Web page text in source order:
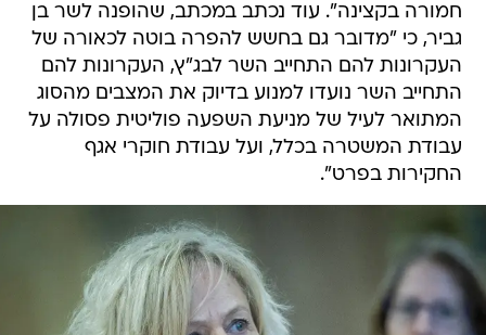
חמורה בקצינה". עוד נכתב במכתב, שהופנה לשר בן
גביר, כי "מדובר גם בחשש להפרה בוטה לכאורה של
העקרונות להם התחייב השר לבג"ץ, העקרונות להם
התחייב השר נועדו למנוע בדיוק את המצבים מהסוג
המתואר לעיל של מניעת השפעה פוליטית פסולה על
עבודת המשטרה בכלל, ועל עבודת חוקרי אגף
החקירות בפרט".